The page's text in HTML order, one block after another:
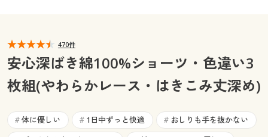
マイページ
閲覧履歴
お気に入り
閲覧履歴
お気に入り
470件
安心深ばき綿100%ショーツ・色違い3
枚組(やわらかレース・はきこみ丈深め)
# 体に優しい # 1日中ずっと快適 # おしりも手を抜かない